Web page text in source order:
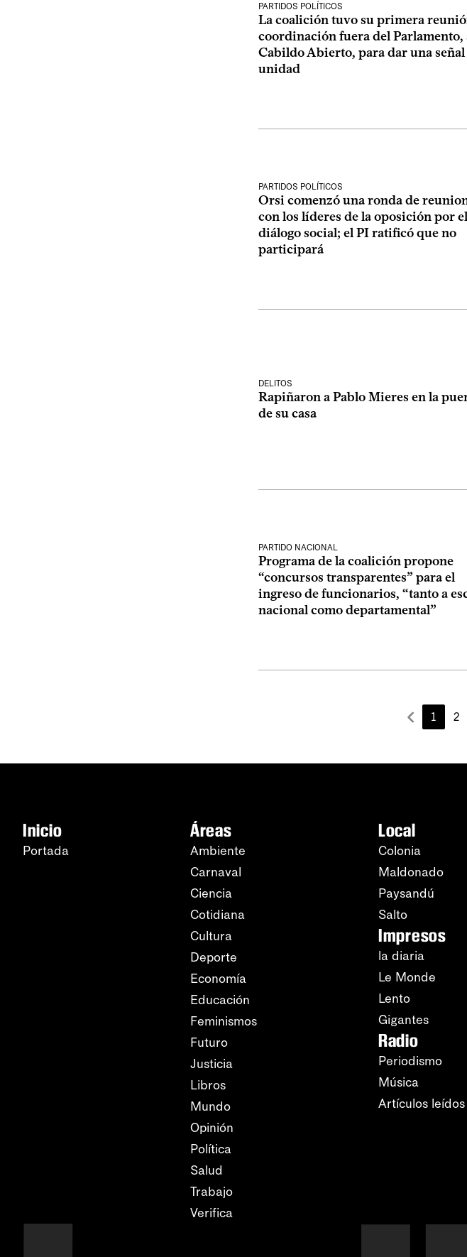
PARTIDOS POLÍTICOS
La coalición tuvo su primera
coordinación fuera del Parlamento,
Cabildo Abierto, para dar una señal
unidad
PARTIDOS POLÍTICOS
Orsi comenzó una ronda de
con los líderes de la oposición por el
diálogo social; el PI ratificó que no
participará
DELITOS
Rapiñaron a Pablo Mieres en la
de su casa
PARTIDO NACIONAL
Programa de la coalición propone
“concursos transparentes” para el
ingreso de funcionarios, “tanto a
nacional como departamental”
1 2
Inicio
Portada
Áreas
Ambiente
Carnaval
Ciencia
Cotidiana
Cultura
Deporte
Economía
Educación
Feminismos
Futuro
Justicia
Libros
Mundo
Opinión
Política
Salud
Trabajo
Verifica
Local
Colonia
Maldonado
Paysandú
Salto
Impresos
la diaria
Le Monde
Lento
Gigantes
Radio
Periodismo
Música
Artículos leídos